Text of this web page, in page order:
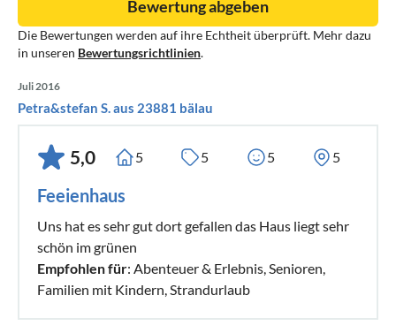
Die Bewertungen werden auf ihre Echtheit überprüft. Mehr dazu
in unseren Bewertungsrichtlinien.
Bewertung abgeben
Juli 2016
Petra&stefan S. aus 23881 bälau
5,0 5 5 5 5
Feeienhaus
Uns hat es sehr gut dort gefallen das Haus liegt sehr
schön im grünen
Empfohlen für: Abenteuer & Erlebnis, Senioren,
Familien mit Kindern, Strandurlaub